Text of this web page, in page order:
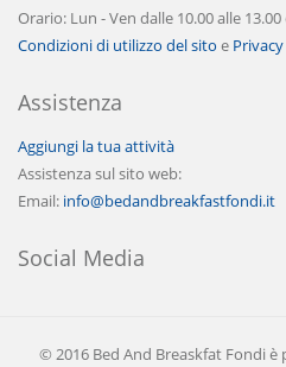
Orario: Lun - Ven dalle 10.00 alle
Condizioni di utilizzo del sito e Privacy
Assistenza
Aggiungi la tua attività
Assistenza sul sito web:
Email: info@bedandbreakfastfondi.it
Social Media
© 2016 Bed And Breaskfat Fondi